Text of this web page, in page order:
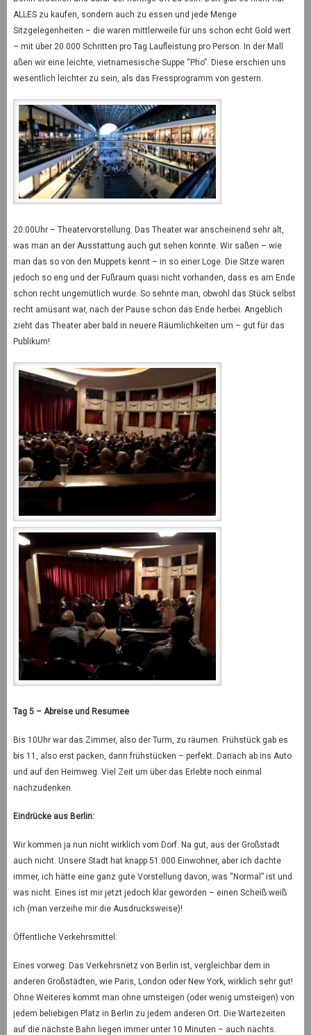
ALLES zu kaufen, sondern auch zu essen und jede Menge
Sitzgelegenheiten – die waren mittlerweile für uns schon echt Gold wert
– mit über 20.000 Schritten pro Tag Laufleistung pro Person. In der Mall
aßen wir eine leichte, vietnamesische Suppe “Pho”. Diese erschien uns
wesentlich leichter zu sein, als das Fressprogramm von gestern.
20:00Uhr – Theatervorstellung. Das Theater war anscheinend sehr alt,
was man an der Ausstattung auch gut sehen konnte. Wir saßen – wie
man das so von den Muppets kennt – in so einer Loge. Die Sitze waren
jedoch so eng und der Fußraum quasi nicht vorhanden, dass es am Ende
schon recht ungemütlich wurde. So sehnte man, obwohl das Stück selbst
recht amüsant war, nach der Pause schon das Ende herbei. Angeblich
zieht das Theater aber bald in neuere Räumlichkeiten um – gut für das
Publikum!
Tag 5 – Abreise und Resumee
Bis 10Uhr war das Zimmer, also der Turm, zu räumen. Frühstück gab es
bis 11, also erst packen, dann frühstücken – perfekt. Danach ab ins Auto
und auf den Heimweg. Viel Zeit um über das Erlebte noch einmal
nachzudenken.
Eindrücke aus Berlin:
Wir kommen ja nun nicht wirklich vom Dorf. Na gut, aus der Großstadt
auch nicht. Unsere Stadt hat knapp 51.000 Einwohner, aber ich dachte
immer, ich hätte eine ganz gute Vorstellung davon, was “Normal” ist und
was nicht. Eines ist mir jetzt jedoch klar geworden – einen Scheiß weiß
ich (man verzeihe mir die Ausdrucksweise)!
Öffentliche Verkehrsmittel:
Eines vorweg: Das Verkehrsnetz von Berlin ist, vergleichbar dem in
anderen Großstädten, wie Paris, London oder New York, wirklich sehr gut!
Ohne Weiteres kommt man ohne umsteigen (oder wenig umsteigen) von
jedem beliebigen Platz in Berlin zu jedem anderen Ort. Die Wartezeiten
auf die nächste Bahn liegen immer unter 10 Minuten – auch nachts.